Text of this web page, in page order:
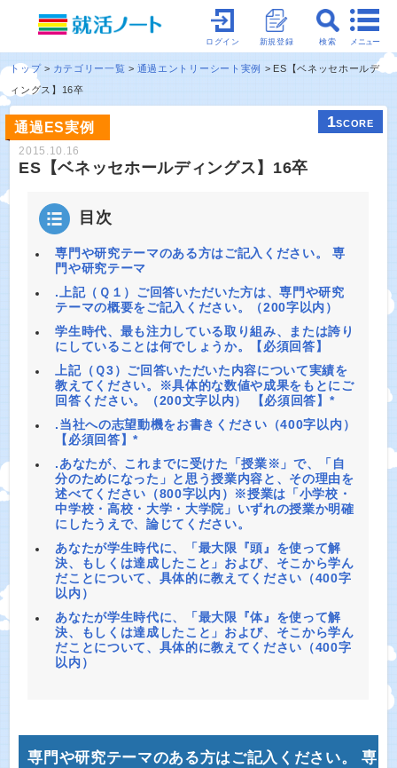
メニュー
検索
新規登録
ログイン
トップ カテゴリー一覧 通過エントリーシート実例
ES【ベネッセホールデ
ィングス】16卒
通過ES実例 1SCORE
2015.10.16
ES【ベネッセホールディングス】16卒
目次
専門や研究テーマのある方はご記入ください。 専
門や研究テーマ
.上記（Ｑ１）ご回答いただいた方は、専門や研究
テーマの概要をご記入ください。（200字以内）
学生時代、最も注力している取り組み、または誇り
にしていることは何でしょうか。【必須回答】
上記（Ｑ3）ご回答いただいた内容について実績を
教えてください。※具体的な数値や成果をもとにご
回答ください。（200文字以内） 【必須回答】*
.当社への志望動機をお書きください（400字以内）
【必須回答】*
.あなたが、これまでに受けた「授業※」で、「自
分のためになった」と思う授業内容と、その理由を
述べてください（800字以内）※授業は「小学校・
中学校・高校・大学・大学院」いずれの授業か明確
にしたうえで、論じてください。
あなたが学生時代に、「最大限『頭』を使って解
決、もしくは達成したこと」および、そこから学ん
だことについて、具体的に教えてください（400字
以内）
あなたが学生時代に、「最大限『体』を使って解
決、もしくは達成したこと」および、そこから学ん
だことについて、具体的に教えてください（400字
以内）
専門や研究テーマのある方はご記入ください。 専